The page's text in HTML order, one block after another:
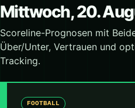
Mittwoch, 20.
Scoreline-Prognosen mit
Über/Unter, Vertrauen und
Tracking.
FOOTBALL